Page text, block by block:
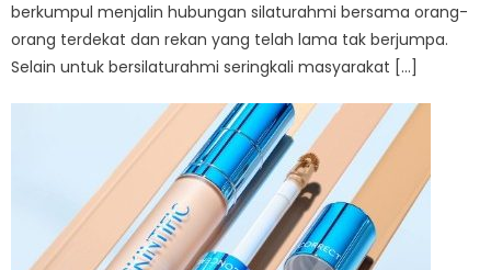
berkumpul menjalin hubungan silaturahmi bersama orang-
orang terdekat dan rekan yang telah lama tak berjumpa.
Selain untuk bersilaturahmi seringkali masyarakat […]